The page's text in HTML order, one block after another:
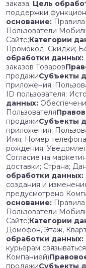
заказа; Цель
поддержки
основание:
Пользователи
Сайте;Категории
Промокод; Скидки;
обработки данных:
заказов Товаров
продажиСубъекты
приложения;
ID пользователя;
данных:
Пользователя
продажиСубъекты
приложения;
Имя; Номер
рождения;
Согласие на
доставки; Страна;
обработки данных:
создания и
предусмотрено
основание:
Пользователи
Сайте;Категории
Домофон, Этаж,
обработки данных:
курьерам
Компанией)
продажиСубъекты